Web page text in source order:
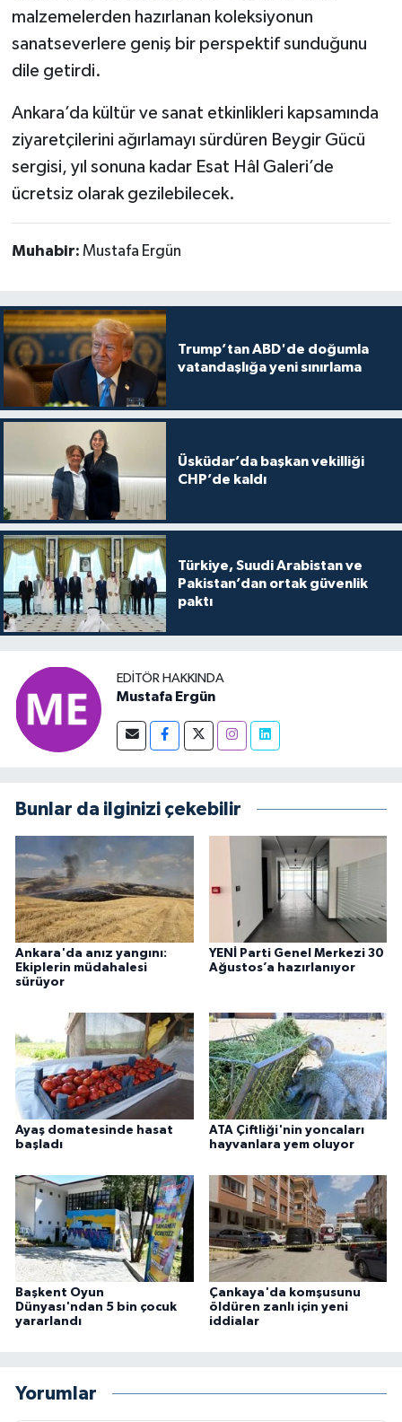
malzemelerden hazırlanan koleksiyonun
sanatseverlere geniş bir perspektif sunduğunu
dile getirdi.
Ankara’da kültür ve sanat etkinlikleri kapsamında
ziyaretçilerini ağırlamayı sürdüren Beygir Gücü
sergisi, yıl sonuna kadar Esat Hâl Galeri’de
ücretsiz olarak gezilebilecek.
Muhabir: Mustafa Ergün
Trump’tan ABD'de doğumla
vatandaşlığa yeni sınırlama
Üsküdar’da başkan vekilliği
CHP’de kaldı
Türkiye, Suudi Arabistan ve
Pakistan’dan ortak güvenlik
paktı
EDITÖR HAKKINDA
Mustafa Ergün
Bunlar da ilginizi çekebilir
Ankara'da anız yangını:
Ekiplerin müdahalesi
sürüyor
YENİ Parti Genel Merkezi 30
Ağustos’a hazırlanıyor
Ayaş domatesinde hasat
başladı
ATA Çiftliği'nin yoncaları
hayvanlara yem oluyor
Başkent Oyun
Dünyası'ndan 5 bin çocuk
yararlandı
Çankaya'da komşusunu
öldüren zanlı için yeni
iddialar
Yorumlar